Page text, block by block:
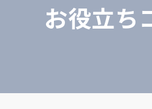
お役立ち